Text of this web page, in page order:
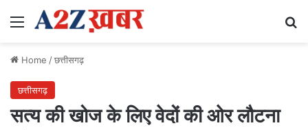
Menu
Home /छत्तीसगढ़
छत्तीसगढ़
सत्य की खोज के लिए वेदों की ओर लौटना